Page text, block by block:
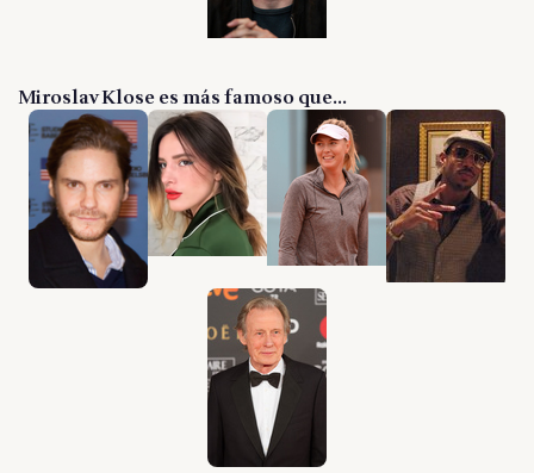
Miroslav Klose es más famoso que...